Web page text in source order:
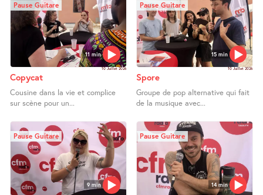
11 min
Pause Guitare
10 Juillet 2026
Copycat
Cousine dans la vie et complice
sur scène pour un...
15 min
Pause Guitare
10 Juillet 2026
Spore
Groupe de pop alternative qui fait
de la musique avec...
9 min
Pause Guitare
14 min
Pause Guitare